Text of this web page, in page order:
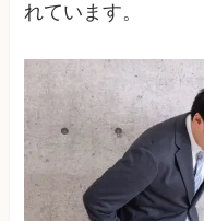
れています。